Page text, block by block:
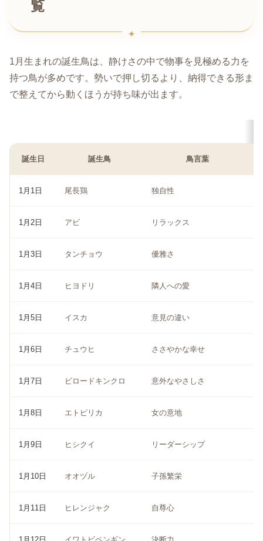
覧
1月生まれの誕生鳥は、静けさの中で物事を見極める力を
持つ鳥が多めです。勢いで押し切るより、納得できる形ま
で整えてから動くほうが持ち味が出ます。
誕生日 誕生鳥 鳥言葉
1月1日 尾長鶏 独自性
1月2日 アビ リラックス
1月3日 タンチョウ 優雅さ
1月4日 ヒヨドリ 隣人への愛
1月5日 イスカ 意見の違い
1月6日 チュウヒ ささやかな幸せ
1月7日 ビロードキンクロ 意外なやさしさ
1月8日 エトピリカ 女の意地
1月9日 ヒシクイ リーダーシップ
1月10日 オオヅル 子孫繁栄
1月11日 ヒレンジャク 自尊心